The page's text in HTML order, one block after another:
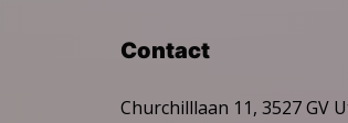
Contact
Churchilllaan 11, 3527 GV